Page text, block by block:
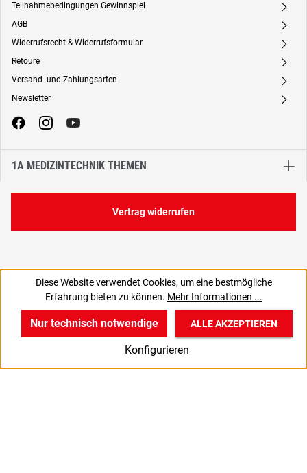
391,05 €
Teilnahmebedingungen Gewinnspiel A
AGB A
Widerrufsrecht & Widerrufsformular A
Retoure A
Versand- und Zahlungsarten A
Newsletter A
1A MEDIZINTECHNIK THEMEN
Vertrag widerrufen
Diese Website verwendet Cookies, um eine bestmögliche
Erfahrung bieten zu können. Mehr Informationen ...
Nur technisch notwendige
Konfigurieren
ALLE AKZEPTIEREN
v
Produkte
B